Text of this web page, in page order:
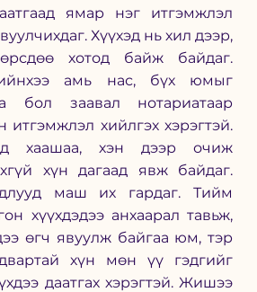
ямар нэг итгэмжлэл
Хүүхэд нь хил дээр,
хотод байж байдаг.
амь нас, бүх юмыг
бол заавал нотариатаар
итгэмжлэл хийлгэх хэрэгтэй.
хаашаа, хэн дээр очиж
хүн дагаад явж байдаг.
маш их гардаг. Тийм
хүүхдэдээ анхаарал тавьж,
өгч явуулж байгаа юм, тэр
хүн мөн үү гэдгийг
даатгах хэрэгтэй. Жишээ